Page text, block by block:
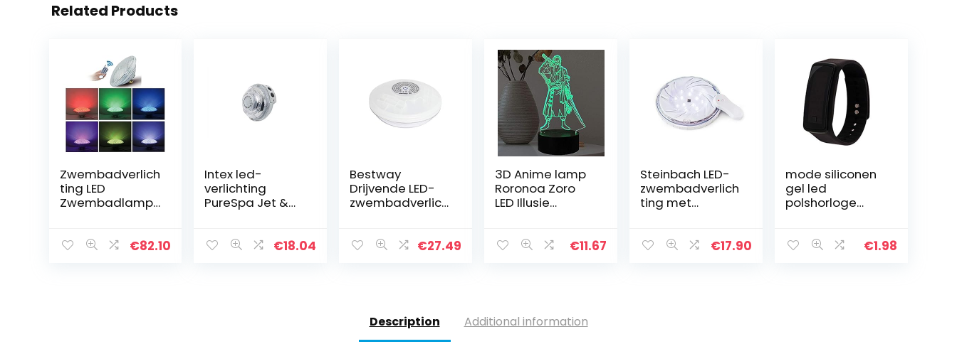
Related Products
Zwembadverlich
ting LED
Zwembadlamp
ng IP68
€82.10
Intex led-
verlichting
PureSpa Jet &
€18.04
Bestway
Drijvende LED-
zwembadverlich
05
€27.49
3D Anime lamp
Roronoa Zoro
LED Illusie
Afstandsbedieni
€11.67
Steinbach LED-
zwembadverlich
ting met
magnetische
€17.90
mode siliconen
gel led
polshorloge
polsband zwart
€1.98
Description Additional information